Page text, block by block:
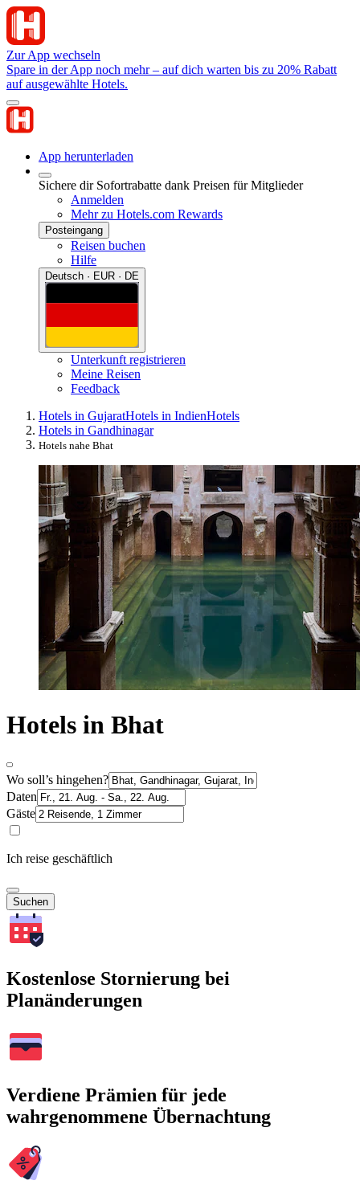
Zur App wechseln
Spare in der App noch mehr – auf dich warten bis zu 20% Rabatt
auf ausgewählte Hotels.
App herunterladen
Sichere dir Sofortrabatte dank Preisen für Mitglieder
Anmelden
Mehr zu Hotels.com Rewards
Posteingang
Reisen buchen
Hilfe
Deutsch · EUR · DE
Unterkunft registrieren
Meine Reisen
Feedback
Hotels in GujaratHotels in IndienHotels
Hotels in Gandhinagar
Hotels nahe Bhat
Hotels in Bhat
Wo soll’s hingehen?
Daten
Gäste
Ich reise geschäftlich
Suchen
Kostenlose Stornierung bei
Planänderungen
Verdiene Prämien für jede
wahrgenommene Übernachtung